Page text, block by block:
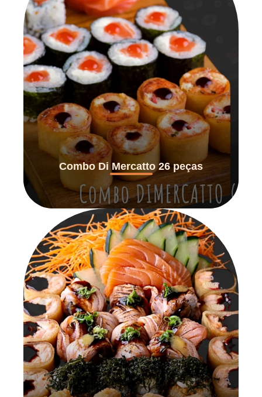
Combo Di Mercatto 26 peças